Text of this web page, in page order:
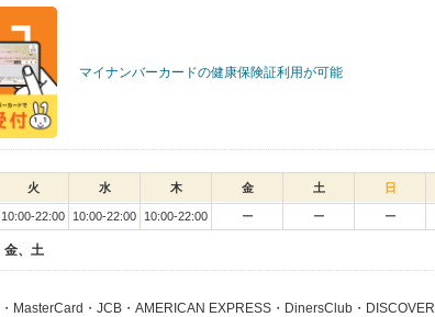
マイナンバーカードの健康保険証利用が可能
火 水 木 金 土 日
10:00-22:00 10:00-22:00 10:00-22:00 ー ー ー
金、土
MasterCard・JCB・AMERICAN EXPRESS・DinersClub・DISCOVER